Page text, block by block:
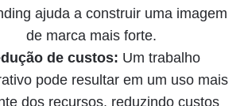
ajuda a construir uma imagem
de marca mais forte.
de custos: Um trabalho
pode resultar em um uso mais
dos recursos, reduzindo custos